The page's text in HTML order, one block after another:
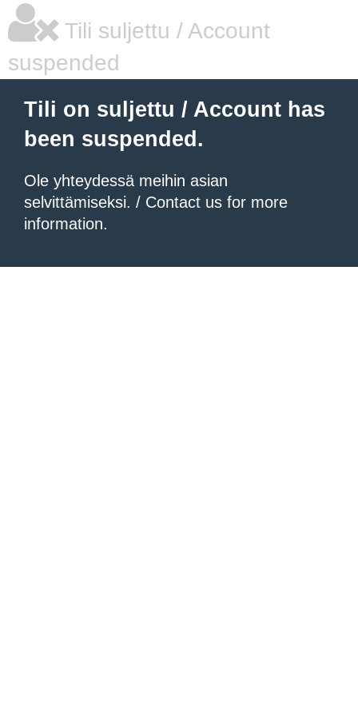
Tili suljettu / Account
suspended
Tili on suljettu / Account has
been suspended.
Ole yhteydessä meihin asian
selvittämiseksi. / Contact us for more
information.